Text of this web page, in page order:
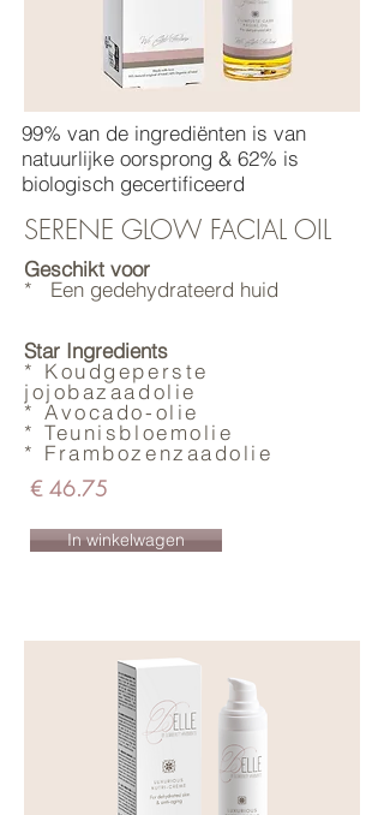
99% van de ingrediënten is van
natuurlijke oorsprong & 62% is
biologisch gecertificeerd
SERENE GLOW FACIAL OIL
Geschikt voor
* Een gedehydrateerd huid
Star Ingredients
* Koudgeperste
jojobazaadolie
* Avocado-olie
* Teunisbloemolie
* Frambozenzaadolie
€ 46.75
In winkelwagen